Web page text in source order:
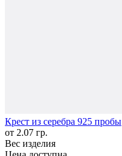
Крест из серебра 925 пробы
от 2.07 гр.
Вес изделия